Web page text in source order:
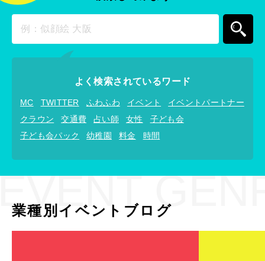
よく検索されているワード
MC TWITTER ふわふわ イベント
イベントパートナー
クラウン
交通費 占い師 女性
子ども会
子ども会パック
幼稚園 料金 時間
業種別イベントブログ